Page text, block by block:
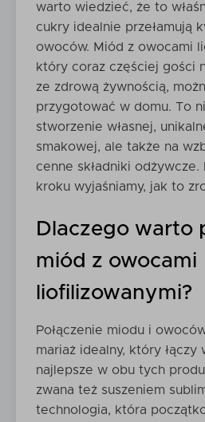
warto wiedzieć, że to
cukry idealnie przełamują
owoców. Miód z owocami
który coraz częściej gości
ze zdrową żywnością,
przygotować w domu. To
stworzenie własnej,
smakowej, ale także na
cenne składniki
kroku wyjaśniamy, jak to
Dlaczego warto
miód z owocami
liofilizowanymi?
Połączenie miodu i
mariaż idealny, który łączy
najlepsze w obu tych
zwana też suszeniem
technologia, która